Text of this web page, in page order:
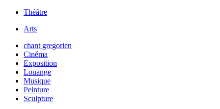
Théâtre
Arts
chant gregorien
Cinéma
Exposition
Louange
Musique
Peinture
Sculpture